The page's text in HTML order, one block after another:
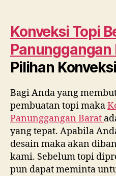
Konveksi Topi
Panunggangan
Pilihan
Bagi Anda yang
pembuatan topi maka
Panunggangan Barat
yang tepat. Apabila
desain maka akan
kami. Sebelum topi
pun dapat meminta